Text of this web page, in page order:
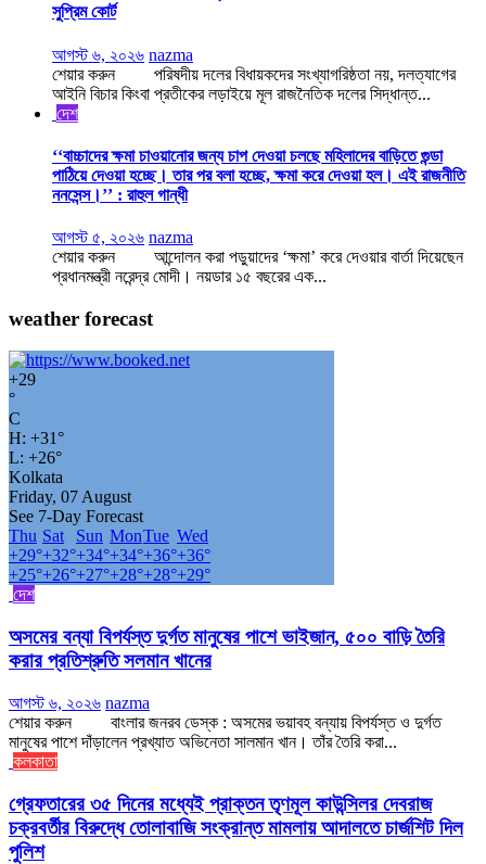
সুপ্রিম কোর্ট
আগস্ট ৬, ২০২৬ nazma
শেয়ার করুন পরিষদীয় দলের বিধায়কদের সংখ্যাগরিষ্ঠতা নয়, দলত্যাগের
আইনি বিচার কিংবা প্রতীকের লড়াইয়ে মূল রাজনৈতিক দলের সিদ্ধান্ত...
দেশ
‘‘বাচ্চাদের ক্ষমা চাওয়ানোর জন্য চাপ দেওয়া চলছে মহিলাদের বাড়িতে গুন্ডা
পাঠিয়ে দেওয়া হচ্ছে। তার পর বলা হচ্ছে, ক্ষমা করে দেওয়া হল। এই রাজনীতি
ননসেন্স।’’ : রাহুল গান্ধী
আগস্ট ৫, ২০২৬ nazma
শেয়ার করুন আন্দোলন করা পড়ুয়াদের ‘ক্ষমা’ করে দেওয়ার বার্তা দিয়েছেন
প্রধানমন্ত্রী নরেন্দ্র মোদী। নয়ডার ১৫ বছরের এক...
weather forecast
+29
°
C
H: +31°
L: +26°
Kolkata
Friday, 07 August
See 7-Day Forecast
Thu Sat Sun MonTue Wed
+29°+32°+34°+34°+36°+36°
+25°+26°+27°+28°+28°+29°
দেশ
অসমের বন্যা বিপর্যস্ত দুর্গত মানুষের পাশে ভাইজান, ৫০০ বাড়ি তৈরি
করার প্রতিশ্রুতি সলমান খানের
আগস্ট ৬, ২০২৬ nazma
শেয়ার করুন বাংলার জনরব ডেস্ক : অসমের ভয়াবহ বন্যায় বিপর্যস্ত ও দুর্গত
মানুষের পাশে দাঁড়ালেন প্রখ্যাত অভিনেতা সালমান খান। তাঁর তৈরি করা...
কলকাতা
গ্রেফতারের ৩৫ দিনের মধ্যেই প্রাক্তন তৃণমূল কাউন্সিলর দেবরাজ
চক্রবর্তীর বিরুদ্ধে তোলাবাজি সংক্রান্ত মামলায় আদালতে চার্জশিট দিল
পুলিশ